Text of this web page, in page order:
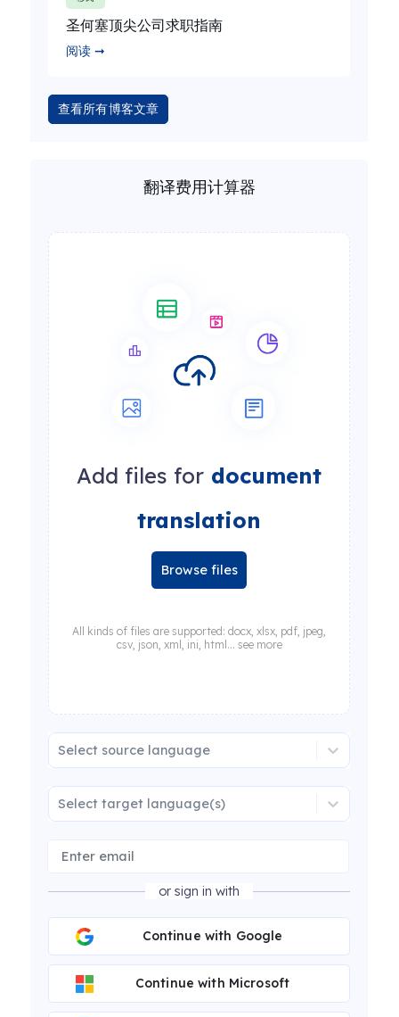
圣何塞顶尖公司求职指南
阅读 ➞
查看所有博客文章
翻译费用计算器
Add files for document
translation
Browse files
All kinds of files are supported: docx, xlsx, pdf, jpeg,
csv, json, xml, ini, html... see more
Select source language
Select target language(s)
or sign in with
Continue with Google
Continue with Microsoft